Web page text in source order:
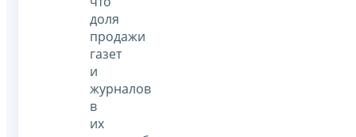
доля
продажи
газет
и
журналов
в
их